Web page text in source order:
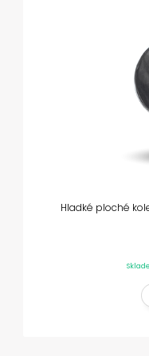
Hladké ploché